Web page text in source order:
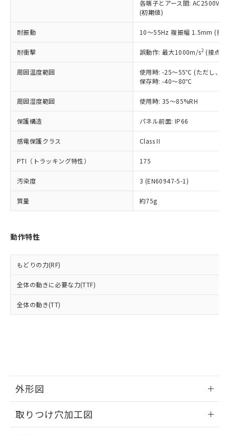
各端子とアース間: AC2500V
(初期値)
耐振動 10～55Hz 複振幅 1.5mm (接
耐衝撃 誤動作: 最大1000m/s2 (接点
周囲温度範囲
使用時: -25～55℃ (ただし、氷
保存時: -40～80℃
周囲湿度範囲 使用時: 35～85%RH
保護構造 パネル前面: IP66
感電保護クラス Class II
PTI（トラッキング特性） 175
汚染度 3 (EN60947-5-1)
質量 約75g
動作特性
もどりの力(RF)
全体の動きに必要な力(TTF)
全体の動き(TT)
外形図
取りつけ穴加工図
ことをご了承ください。
在庫状況および標準価格照会結果は、
タに基づき作成されるものであり、閲
覧された時点での実際の在庫および標
正式な納期状況および標準価格はお客
様のお取引先、またはお客様担当のオ
ムロン制御機器販売店・当社販売員に
オムロン制御機器販売店や当社販売拠
販売ネットワーク
」をご確認
ください。
在庫状況および標準価格結果を当社の
事前の承諾なく第三者に漏洩または開
示しないようお願いします。
マイパーツ機能（部品リスト作成サー
ビス）をご利用いただくには、I-Web
メンバーズにご登録されている必要が
および当社の共同利用者が、当社の製
品・サービスに関するお客様との取
をご了承ください。
の共同利用に関して"
用者の範囲」に記載されている法人を
むを得ず変更することがあります。
鉛(Pb) 1000ppm以下、 水銀(Hg) 1000ppm以下、 カド
六価クロム(Cr(Ⅵ)) 1000ppm以下、ポリ臭化ビフェニル
類(PBB) 1000ppm以下、ポリ臭化ジフェニルエーテル類
(PBDE) 1000ppm以下、フタル酸ビス(2-エチルヘキシ
ル) (DEHP)(別名：DOP) 1000ppm以下、フタル酸ブチ
ルベンジル（BBP） 1000ppm以下、フタル酸ジブチル
（DBP） 1000ppm以下、フタル酸ジイソブチル
(DIBP) 1000ppm以下
但し、RoHS指令で産業用監視および制御機器に対する
フタル酸エステル類の４物質については閾値を超える意
図的な使用がないことを確認しています。
※2 対応予定月
部品在庫の切り替え状況などにより、予定
月が前後することがあります。
とができます。
EU RoHS指令（10物質）の非含有証明書
51物質の非含有証明書（当社基準）
※本証明書は発行日時点で非含有を証明す
欄に対応日を記載しておりました。
既に当社にて対応品への在庫切替を完了
り、2022年1月12日より割愛しておりま
す。
「－」：未確認です。当社販売部門へお問
*中国RoHS10物質の基準値 (GB/T26572)：
Pb(鉛) :1000ppm、 Hg(水銀) : 1000ppm、 Cd(カドミウ
Cr(Ⅵ)(六価クロム) : 1000ppm、 PBBs(ポリ臭化ビフェ
ニル類) : 1000ppm、 PBDEs(ポリ臭化ジフェニルエーテ
ル) : 1000ppm、
DEHP(フタル酸ビス(2-エチルヘキシル)) : 1000ppm
※2 環境保護使用期限
「ｅ」：有害物質（10物質）のすべてが基
準値以下であることを示します。
「10」：通常の使用状況下において有害物
質が外部に漏えいし、環境に深刻な影響を
及ぼさない年数を意味します。
当社は、これら貴社製品のうち、外国
為替および外国貿易法に定める商品
（以下｢規制貨物等」という）を輸出
または国外への提供する場合は、日本
国政府の輸出許可(または役務取引許
可)を取得するなどの必要な手続きを
当社は規制貨物を破棄する場合は、完
いよう必要な手段を講じます。
当社は貴社製品を、核兵器、ミサイ
ル、化学兵器、生物兵器またはその他
武器並びにこれらの製造装置等に一切
使用いたしません。
当社は、貴社製品を第三者に販売する
場合は、上記1、2および3の内容を当
該第三者に通知します。また当社は、
販売先および販売に係わる関係者が違
り引きをいたしません。
○ 一定数以上の在庫あり
△ 一定数には満たないが在庫あり
在庫なし(最新の在庫状況につ
いては、お客様のお取引先、ま
たはお客様担当のオムロン制御
機器販売店・当社販売員にご確
認ください)
受注生産機種、また在庫状況の
情報を公開していない機種